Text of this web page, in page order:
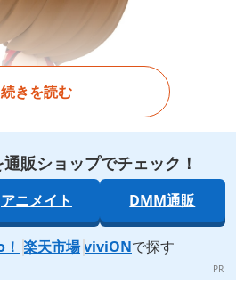
続きを読む
販ショップでチェック！
アニメイト DMM通販
楽天市場 viviONで探す